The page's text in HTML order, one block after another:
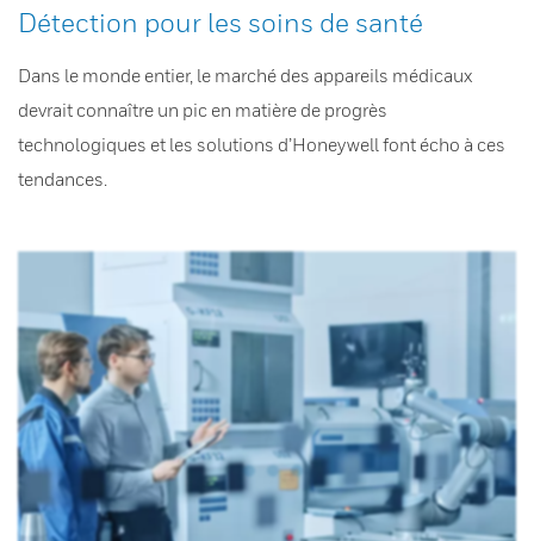
Détection pour les soins de santé
Dans le monde entier, le marché des appareils médicaux
devrait connaître un pic en matière de progrès
technologiques et les solutions d’Honeywell font écho à ces
tendances.